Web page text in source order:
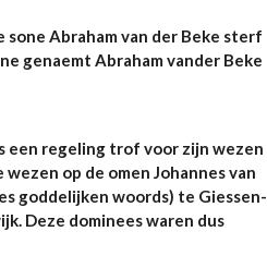
Abraham van der Beke sterf
genaemt Abraham vander Beke
een regeling trof voor zijn wezen
op de omen Johannes van
goddelijken woords) te Giessen-
Deze dominees waren dus